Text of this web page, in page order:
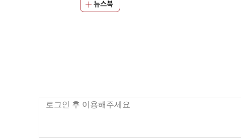
뉴스북